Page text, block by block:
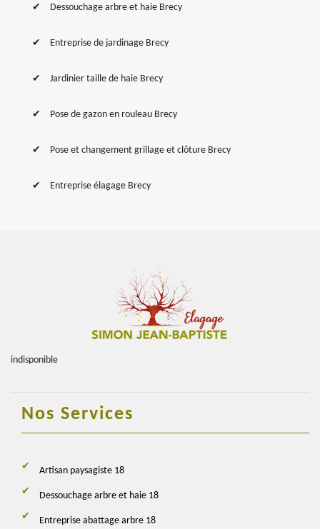
Dessouchage arbre et haie Brecy
Entreprise de jardinage Brecy
Jardinier taille de haie Brecy
Pose de gazon en rouleau Brecy
Pose et changement grillage et clôture Brecy
Entreprise élagage Brecy
indisponible
Nos Services
Artisan paysagiste 18
Dessouchage arbre et haie 18
Entreprise abattage arbre 18